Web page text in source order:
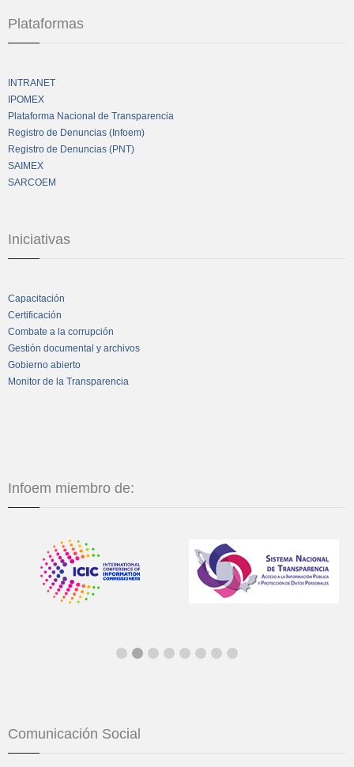
Plataformas
INTRANET
IPOMEX
Plataforma Nacional de Transparencia
Registro de Denuncias (Infoem)
Registro de Denuncias (PNT)
SAIMEX
SARCOEM
Iniciativas
Capacitación
Certificación
Combate a la corrupción
Gestión documental y archivos
Gobierno abierto
Monitor de la Transparencia
Infoem miembro de:
Comunicación Social